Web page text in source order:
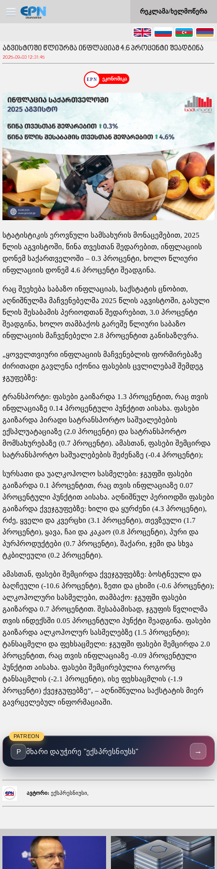
რეკლამა/ხელმოწერა
აგვისტოში წლიურმა ინფლაციამ 4.6 პროცენტი შეადგინა
2025-09-03 12:31:45
ეკონომიკა
სტატისტიკის ეროვნული სამსახურის მონაცემებით, 2025
წლის აგვისტოში, წინა თვესთან შედარებით, ინფლაციის
დონემ საქართველოში – 0.3 პროცენტი, ხოლო წლიური
ინფლაციის დონემ 4.6 პროცენტი შეადგინა.
რაც შეეხება საბაზო ინფლაციას, საქსტატის ცნობით,
აღნიშნულმა მაჩვენებელმა 2025 წლის აგვისტოში, გასული
წლის შესაბამის პერიოდთან შედარებით, 3.0 პროცენტი
შეადგინა, ხოლო თამბაქოს გარეშე წლიური საბაზო
ინფლაციის მაჩვენებელი 2.8 პროცენტით განისაზღვრა.
„ყოველთვიური ინფლაციის მაჩვენებლის ფორმირებაზე
ძირითადი გავლენა იქონია ფასების ცვლილებამ შემდეგ
ჯგუფებზე:
ტრანსპორტი: ფასები გაიზარდა 1.3 პროცენტით, რაც თვის
ინფლაციაზე 0.14 პროცენტული პუნქტით აისახა. ფასები
გაიზარდა პირადი სატრანსპორტო საშუალებების
ექსპლუატაციაზე (2.0 პროცენტი) და სატრანსპორტო
მომსახურებაზე (0.7 პროცენტი). ამასთან, ფასები შემცირდა
სატრანსპორტო საშუალებების შეძენაზე (-0.4 პროცენტი);
სურსათი და უალკოჰოლო სასმელები: ჯგუფში ფასები
გაიზარდა 0.1 პროცენტით, რაც თვის ინფლაციაზე 0.07
პროცენტული პუნქტით აისახა. აღნიშნულ პერიოდში ფასები
გაიზარდა ქვეჯგუფებზე: ხილი და ყურძენი (4.3 პროცენტი),
რძე, ყველი და კვერცხი (3.1 პროცენტი), თევზეული (1.7
პროცენტი), ყავა, ჩაი და კაკაო (0.8 პროცენტი), პური და
პურპროდუქტები (0.7 პროცენტი), შაქარი, ჯემი და სხვა
ტკბილეული (0.2 პროცენტი).
ამასთან, ფასები შემცირდა ქვეჯგუფებზე: ბოსტნეული და
ბაღჩეული (-10.6 პროცენტი), ზეთი და ცხიმი (-0.6 პროცენტი);
ალკოჰოლური სასმელები, თამბაქო: ჯგუფში ფასები
გაიზარდა 0.7 პროცენტით. შესაბამისად, ჯგუფის წვლილმა
თვის ინდექსში 0.05 პროცენტული პუნქტი შეადგინა. ფასები
გაიზარდა ალკოჰოლურ სასმელებზე (1.5 პროცენტი);
ტანსაცმელი და ფეხსაცმელი: ჯგუფში ფასები შემცირდა 2.0
პროცენტით, რაც თვის ინფლაციაზე -0.09 პროცენტული
პუნქტით აისახა. ფასები შემცირებულია როგორც
ტანსაცმლის (-2.1 პროცენტი), ისე ფეხსაცმლის (-1.9
პროცენტი) ქვეჯგუფებზე“, – აღნიშნულია საქსტატის მიერ
გავრცელებულ ინფორმაციაში.
PATREON
P მხარი დაუჭირე "ექსპრესნიუსს" →
ავტორი: ექსპრესნიუსი,